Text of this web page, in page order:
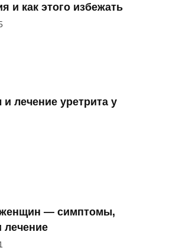
и как этого избежать
лечение уретрита у
женщин — симптомы,
лечение